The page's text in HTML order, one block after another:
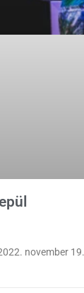
november 19.